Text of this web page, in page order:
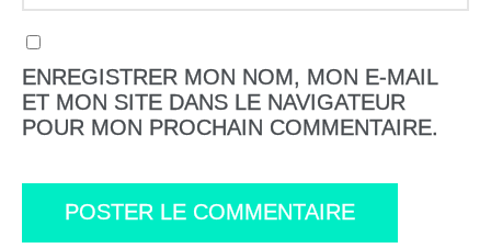
ENREGISTRER MON NOM, MON E-MAIL
ET MON SITE DANS LE NAVIGATEUR
POUR MON PROCHAIN COMMENTAIRE.